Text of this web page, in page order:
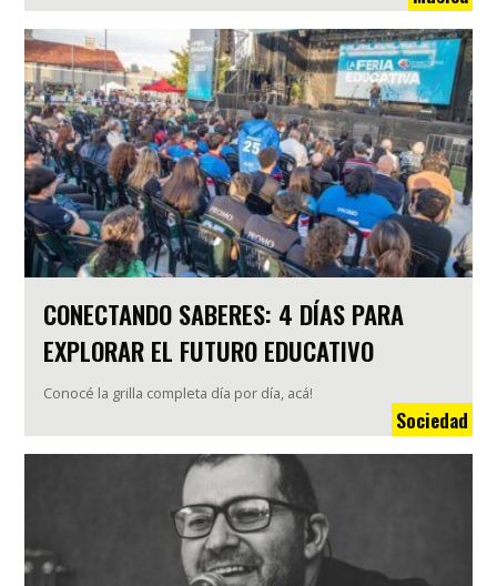
CONECTANDO SABERES: 4 DÍAS PARA
EXPLORAR EL FUTURO EDUCATIVO
Conocé la grilla completa día por día, acá!
Sociedad